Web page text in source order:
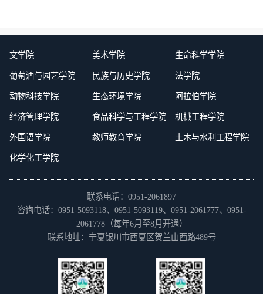
文学院 美术学院 生命科学学院
葡萄酒与园艺学院 民族与历史学院 法学院
动物科技学院 生态环境学院 阿拉伯学院
经济管理学院 食品科学与工程学院 机械工程学院
外国语学院 教师教育学院 土木与水利工程学院
化学化工学院
联系电话：0951-2061897
咨询电话：0951-5093118、0951-5093119、0951-2061777、0951-
2061778（每年6月至8月开通）
联系地址：宁夏银川市西夏区贺兰山西路489号